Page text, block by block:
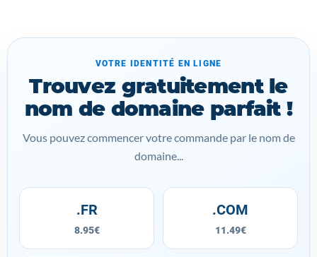
VOTRE IDENTITÉ EN LIGNE
Trouvez gratuitement le
nom de domaine parfait !
Vous pouvez commencer votre commande par le nom de
domaine...
.FR
8.95€
.COM
11.49€